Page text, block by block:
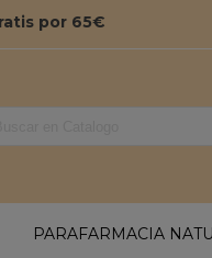
por 65€
PARAFARMACIA